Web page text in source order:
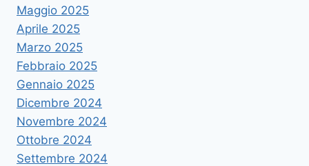
Maggio 2025
Aprile 2025
Marzo 2025
Febbraio 2025
Gennaio 2025
Dicembre 2024
Novembre 2024
Ottobre 2024
Settembre 2024